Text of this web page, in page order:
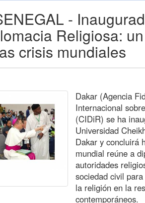
-
Religiosa:
crisis mundiales
Dakar (Agencia
Internacional
(CIDiR) se ha
Universidad
Dakar y concluirá
mundial reúne a
autoridades
sociedad civil
la religión en la
contemporáneos.